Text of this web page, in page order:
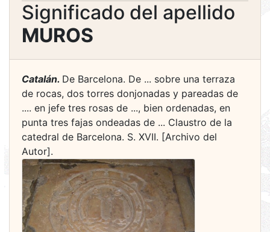
Significado del apellido
MUROS
Catalán. De Barcelona. De ... sobre una terraza
de rocas, dos torres donjonadas y pareadas de
.... en jefe tres rosas de ..., bien ordenadas, en
punta tres fajas ondeadas de ... Claustro de la
catedral de Barcelona. S. XVII. [Archivo del
Autor].